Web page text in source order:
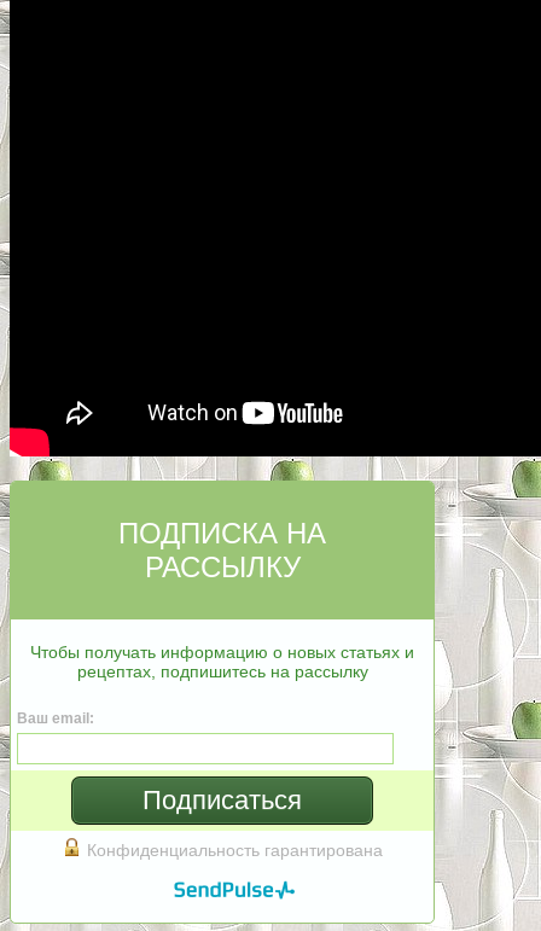
ПОДПИСКА НА
РАССЫЛКУ
Чтобы получать информацию о новых статьях и
рецептах, подпишитесь на рассылку
Ваш email:
Подписаться
Конфиденциальность гарантирована